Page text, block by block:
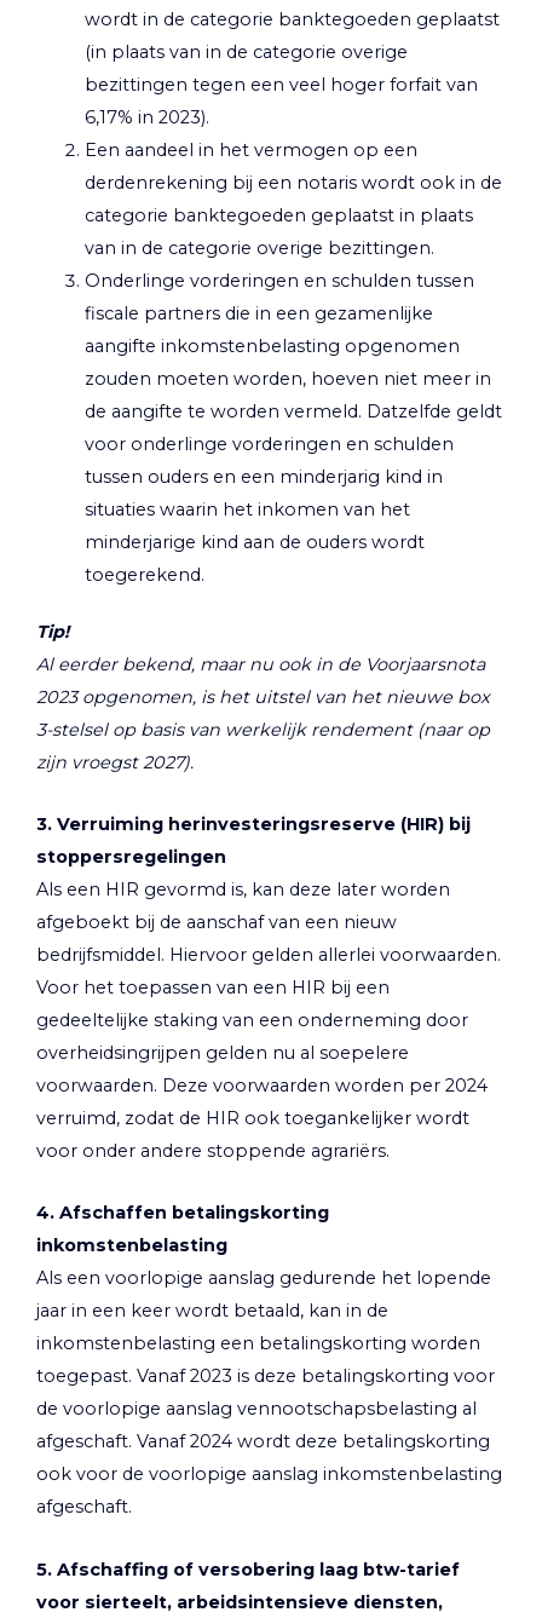
wordt in de categorie banktegoeden geplaatst
(in plaats van in de categorie overige
bezittingen tegen een veel hoger forfait van
6,17% in 2023).
Een aandeel in het vermogen op een
derdenrekening bij een notaris wordt ook in de
categorie banktegoeden geplaatst in plaats
van in de categorie overige bezittingen.
Onderlinge vorderingen en schulden tussen
fiscale partners die in een gezamenlijke
aangifte inkomstenbelasting opgenomen
zouden moeten worden, hoeven niet meer in
de aangifte te worden vermeld. Datzelfde geldt
voor onderlinge vorderingen en schulden
tussen ouders en een minderjarig kind in
situaties waarin het inkomen van het
minderjarige kind aan de ouders wordt
toegerekend.
Tip!
Al eerder bekend, maar nu ook in de Voorjaarsnota
2023 opgenomen, is het uitstel van het nieuwe box
3-stelsel op basis van werkelijk rendement (naar op
zijn vroegst 2027).
3. Verruiming herinvesteringsreserve (HIR) bij
stoppersregelingen
Als een HIR gevormd is, kan deze later worden
afgeboekt bij de aanschaf van een nieuw
bedrijfsmiddel. Hiervoor gelden allerlei voorwaarden.
Voor het toepassen van een HIR bij een
gedeeltelijke staking van een onderneming door
overheidsingrijpen gelden nu al soepelere
voorwaarden. Deze voorwaarden worden per 2024
verruimd, zodat de HIR ook toegankelijker wordt
voor onder andere stoppende agrariërs.
4. Afschaffen betalingskorting
inkomstenbelasting
Als een voorlopige aanslag gedurende het lopende
jaar in een keer wordt betaald, kan in de
inkomstenbelasting een betalingskorting worden
toegepast. Vanaf 2023 is deze betalingskorting voor
de voorlopige aanslag vennootschapsbelasting al
afgeschaft. Vanaf 2024 wordt deze betalingskorting
ook voor de voorlopige aanslag inkomstenbelasting
afgeschaft.
5. Afschaffing of versobering laag btw-tarief
voor sierteelt, arbeidsintensieve diensten,